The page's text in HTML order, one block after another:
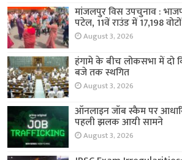
मांजलपुर विस उपचुनाव :
पटेल, 11वें राउंड में 17,198
August 3, 2026
हंगामे के बीच लोकसभा में दो
बजे तक स्थगित
August 3, 2026
ऑनलाइन जॉब स्कैम पर
पहली झलक आयी सामने
August 3, 2026